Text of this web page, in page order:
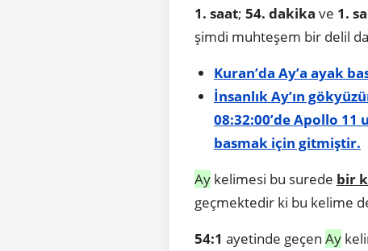
1. saat; 54. dakika ve 1.
şimdi muhteşem bir delil
Kuran’da Ay’a ayak
İnsanlık Ay’ın
08:32:00’de Apollo 11
basmak için gitmiştir.
Ay kelimesi bu surede bir
geçmektedir ki bu kelime
54:1 ayetinde geçen Ay